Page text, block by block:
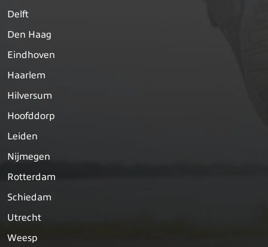
Delft
Den Haag
Eindhoven
Haarlem
Hilversum
Hoofddorp
Leiden
Nijmegen
Rotterdam
Schiedam
Utrecht
Weesp